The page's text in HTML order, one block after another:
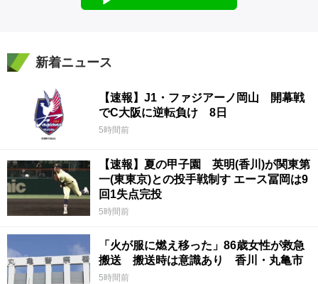
新着ニュース
【速報】J1・ファジアーノ岡山 開幕戦
でC大阪に逆転負け 8日
5時間前
【速報】夏の甲子園 英明(香川)が関東第
一(東東京)との投手戦制す エース冨岡は9
回1失点完投
5時間前
「火が服に燃え移った」86歳女性が救急
搬送 搬送時は意識あり 香川・丸亀市
5時間前